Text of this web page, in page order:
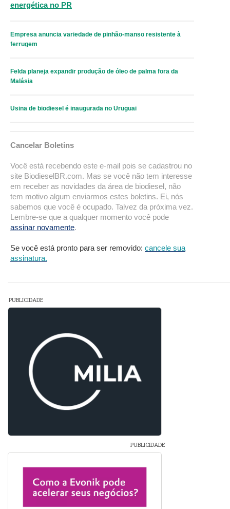
energética no PR
Empresa anuncia variedade de pinhão-manso resistente à
ferrugem
Felda planeja expandir produção de óleo de palma fora da
Malásia
Usina de biodiesel é inaugurada no Uruguai
Cancelar Boletins
Você está recebendo este e-mail pois se cadastrou no
site BiodieselBR.com. Mas se você não tem interesse
em receber as novidades da área de biodiesel, não
tem motivo algum enviarmos estes boletins. Ei, nós
sabemos que você é ocupado. Talvez da próxima vez.
Lembre-se que a qualquer momento você pode
assinar novamente.
Se você está pronto para ser removido: cancele sua
assinatura.
PUBLICIDADE
PUBLICIDADE